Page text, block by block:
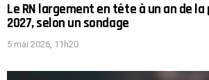
Le RN largement en tête à un an de
2027, selon un sondage
5 mai 2026, 11h20